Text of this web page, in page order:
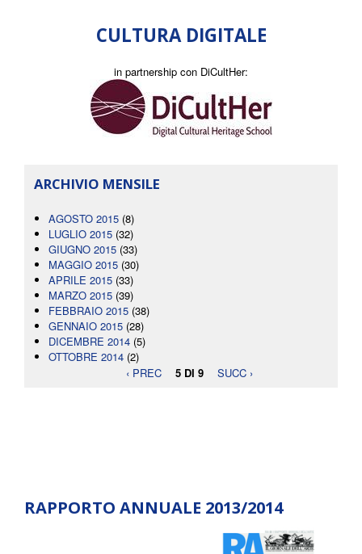
CULTURA DIGITALE
in partnership con DiCultHer:
ARCHIVIO MENSILE
AGOSTO 2015 (8)
LUGLIO 2015 (32)
GIUGNO 2015 (33)
MAGGIO 2015 (30)
APRILE 2015 (33)
MARZO 2015 (39)
FEBBRAIO 2015 (38)
GENNAIO 2015 (28)
DICEMBRE 2014 (5)
OTTOBRE 2014 (2)
‹ PREC
5 DI 9 SUCC ›
RAPPORTO ANNUALE 2013/2014